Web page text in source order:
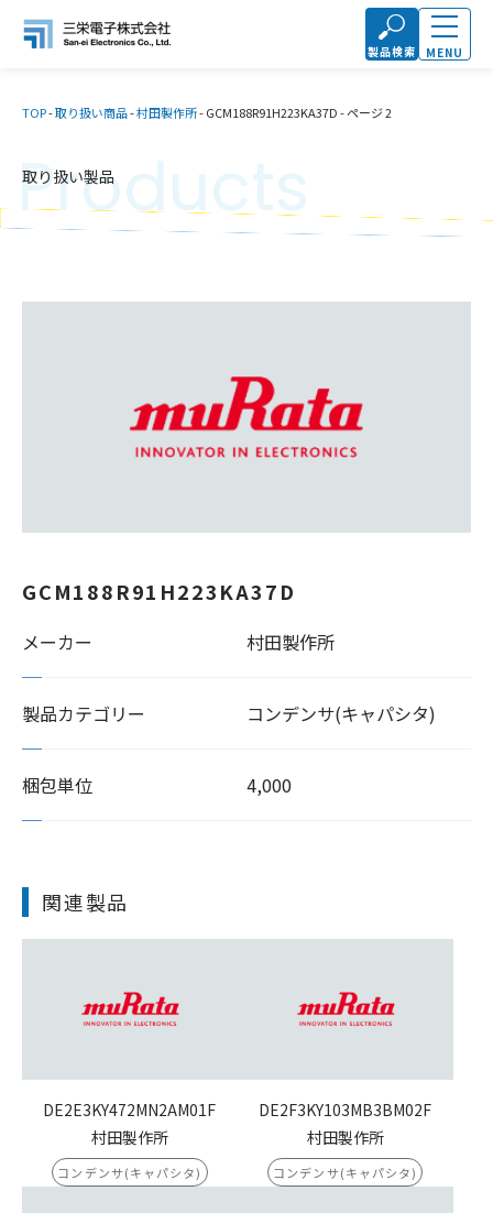
製品検索 MENU
TOP-取り扱い商品-村田製作所-GCM188R91H223KA37D-ページ 2
取り扱い製品
Products
GCM188R91H223KA37D
メーカー 村田製作所
製品カテゴリー コンデンサ(キャパシタ)
梱包単位 4,000
関連製品
DE2E3KY472MN2AM01F
村田製作所
コンデンサ(キャパシタ)
DE2F3KY103MB3BM02F
村田製作所
コンデンサ(キャパシタ)